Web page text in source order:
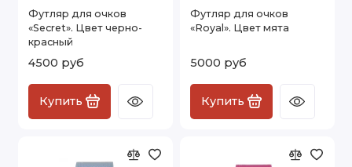
Футляр для очков
«Secret». Цвет черно-
красный
4500 руб
Купить
Футляр для очков
«Royal». Цвет мята
5000 руб
Купить